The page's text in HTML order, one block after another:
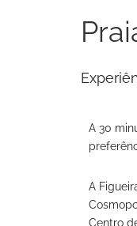
A 30
A
Centro